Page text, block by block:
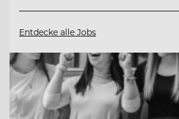
Entdecke alle Jobs